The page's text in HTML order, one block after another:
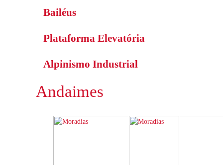
Bailéus
Plataforma Elevatória
Alpinismo Industrial
Andaimes